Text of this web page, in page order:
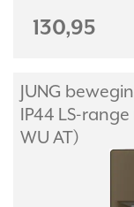
130,95
JUNG
IP44 LS-range
WU AT)